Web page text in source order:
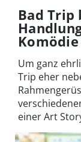
Bad Trip
Komödie
Um ganz
Trip eher
einer Art